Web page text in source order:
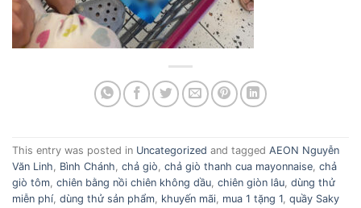
This entry was posted in Uncategorized and tagged AEON Nguyễn
Văn Linh, Bình Chánh, chả giò, chả giò thanh cua mayonnaise, chả
giò tôm, chiên bằng nồi chiên không dầu, chiên giòn lâu, dùng thử
miễn phí, dùng thử sản phẩm, khuyến mãi, mua 1 tặng 1, quầy Saky